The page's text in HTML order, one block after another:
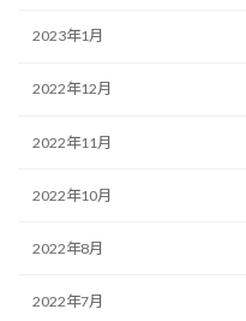
2023年1月
2022年12月
2022年11月
2022年10月
2022年8月
2022年7月